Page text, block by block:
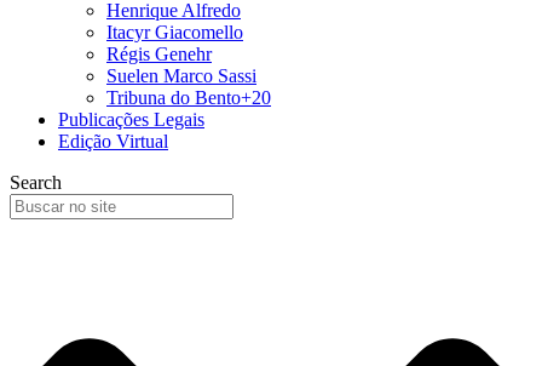
Henrique Alfredo
Itacyr Giacomello
Régis Genehr
Suelen Marco Sassi
Tribuna do Bento+20
Publicações Legais
Edição Virtual
Search